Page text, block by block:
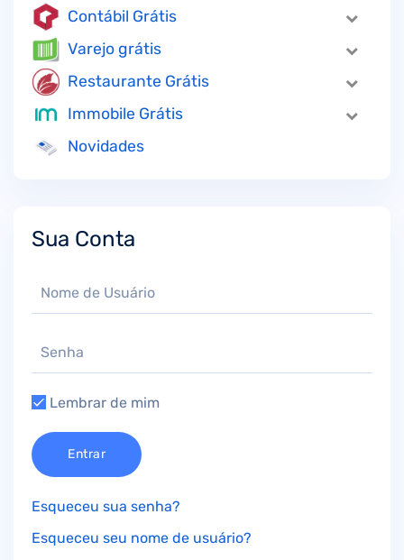
Contábil Grátis
Varejo grátis
Restaurante Grátis
Immobile Grátis
Novidades
Sua Conta
Lembrar de mim
Entrar
Esqueceu sua senha?
Esqueceu seu nome de usuário?